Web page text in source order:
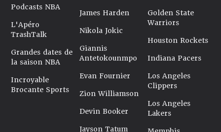
Podcasts NBA
L'Apéro
TrashTalk
Grandes dates de
la saison NBA
Incroyable
Brocante Sports
James Harden
Nikola Jokic
Giannis
Antetokounmpo
Evan Fournier
Zion Williamson
Devin Booker
Jayson Tatum
Golden State
Warriors
Houston Rockets
Indiana Pacers
Los Angeles
Clippers
Los Angeles
Lakers